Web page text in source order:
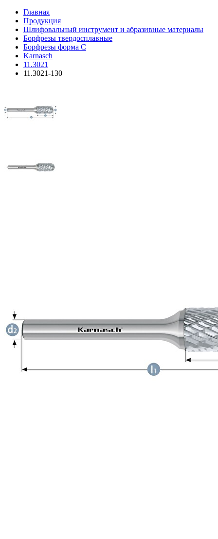
Главная
Продукция
Шлифовальный инструмент и абразивные материалы
Борфрезы твердосплавные
Борфрезы форма C
Karnasch
11.3021
11.3021-130